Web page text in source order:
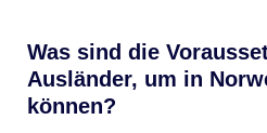
Was sind die
Ausländer, um in
können?